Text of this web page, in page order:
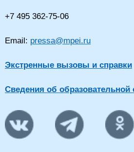
+7 495 362-75-06
Email: pressa@mpei.ru
Экстренные вызовы и справки
Сведения об образовательной